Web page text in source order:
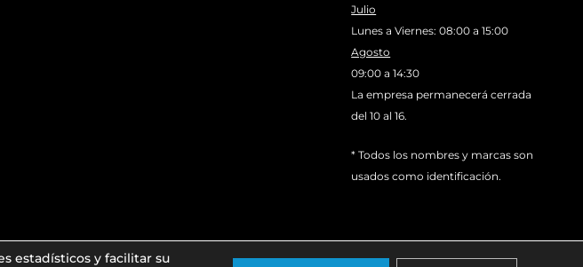
Julio
Lunes a Viernes: 08:00 a 15:00
Agosto
09:00 a 14:30
La empresa permanecerá cerrada
del 10 al 16.
* Todos los nombres y marcas son
usados como identificación.
estadísticos y facilitar su